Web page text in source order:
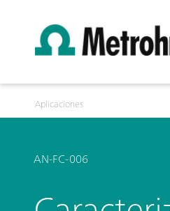
Aplicaciones
AN-FC-006